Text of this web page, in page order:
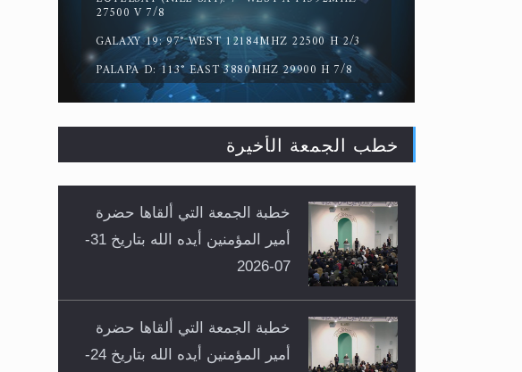
27500 V 7/8
GALAXY 19: 97° WEST 12184MHZ 22500 H 2/3
PALAPA D: 113° EAST 3880MHZ 29900 H 7/8
خطب الجمعة الأخيرة
خطبة الجمعة التي ألقاها حضرة
أمير المؤمنين أيده الله بتاريخ 31-
07-2026
خطبة الجمعة التي ألقاها حضرة
أمير المؤمنين أيده الله بتاريخ 24-